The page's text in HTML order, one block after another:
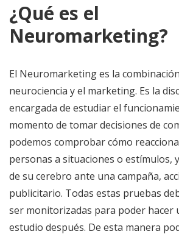
¿Qué es el
Neuromarketing?
El Neuromarketing es la
neurociencia y el marketing. Es la
encargada de estudiar el
momento de tomar decisiones de
podemos comprobar cómo
personas a situaciones o estímulos,
de su cerebro ante una campaña,
publicitario. Todas estas pruebas
ser monitorizadas para poder hacer
estudio después. De esta manera